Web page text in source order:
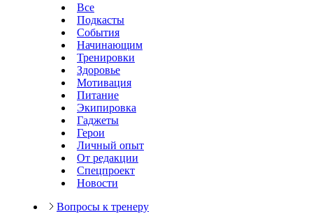
Все
Подкасты
События
Начинающим
Тренировки
Здоровье
Мотивация
Питание
Экипировка
Гаджеты
Герои
Личный опыт
От редакции
Спецпроект
Новости
Вопросы к тренеру